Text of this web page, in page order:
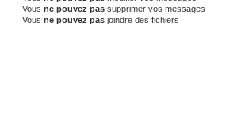
Vous ne pouvez pas supprimer vos messages
Vous ne pouvez pas joindre des fichiers